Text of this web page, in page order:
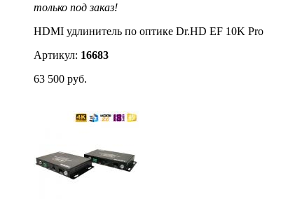
только под заказ!
HDMI удлинитель по оптике Dr.HD EF 10K Pro
Артикул: 16683
63 500 руб.